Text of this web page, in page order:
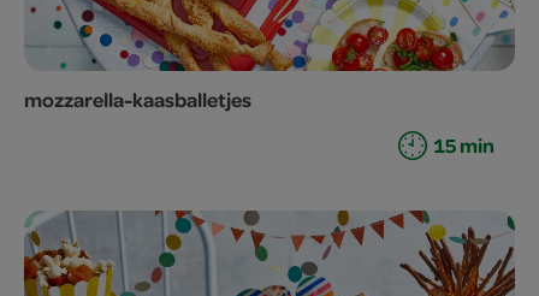
mozzarella-kaasballetjes
15 min